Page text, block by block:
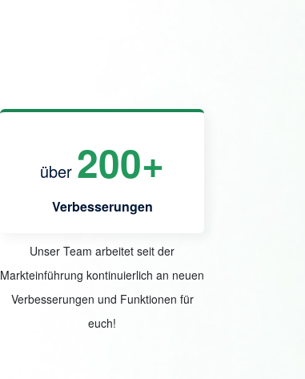
über 200+
Verbesserungen
Unser Team arbeitet seit der
Markteinführung kontinuierlich an neuen
Verbesserungen und Funktionen für
euch!